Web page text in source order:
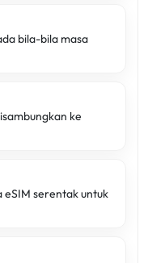
bila-bila masa
ke
serentak untuk